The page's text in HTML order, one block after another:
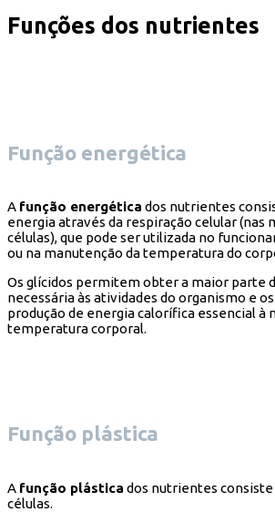
Funções dos nutrientes
Função energética
A função energética dos nutrientes
energia através da respiração celular (nas
células), que pode ser utilizada no
ou na manutenção da temperatura do
Os glícidos permitem obter a maior parte
necessária às atividades do organismo e
produção de energia calorífica essencial à
temperatura corporal.
Função plástica
A função plástica dos nutrientes
células.